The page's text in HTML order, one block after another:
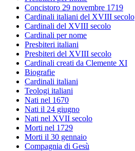
Concistoro 29 novembre 1719
Cardinali italiani del XVIII secolo
Cardinali del XVIII secolo
Cardinali per nome
Presbiteri italiani
Presbiteri del XVIII secolo
Cardinali creati da Clemente XI
Biografie
Cardinali italiani
Teologi italiani
Nati nel 1670
Nati il 24 giugno
Nati nel XVII secolo
Morti nel 1729
Morti il 30 gennaio
Compagnia di Gesù